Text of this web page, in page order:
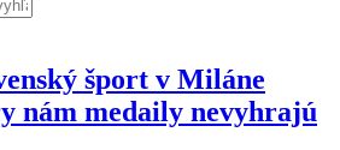
šport v Miláne
nám medaily nevyhrajú